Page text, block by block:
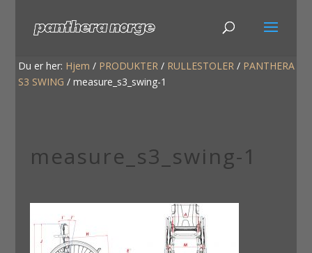
Du er her: Hjem / PRODUKTER / RULLESTOLER / PANTHERA
S3 SWING /measure_s3_swing-1
measure_s3_swing-1